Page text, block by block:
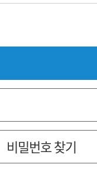
비밀번호 찾기